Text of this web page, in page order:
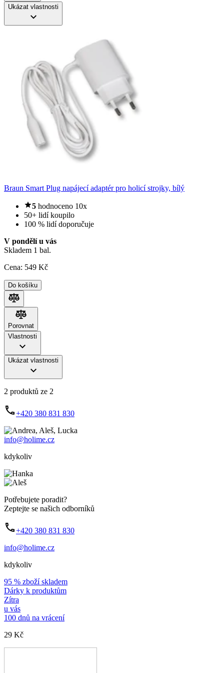
Ukázat vlastnosti
Braun Smart Plug napájecí adaptér pro holicí strojky, bílý
5 hodnoceno 10x
50+ lidí koupilo
100 % lidí doporučuje
V pondělí u vás
Skladem 1 bal.
Cena: 549 Kč
Do košíku
Porovnat
Porovnat
Vlastnosti
Ukázat vlastnosti
2 produktů ze 2
+420 380 831 830
info@holime.cz
kdykoliv
Potřebujete poradit?
Zeptejte se našich odborníků
+420 380 831 830
info@holime.cz
kdykoliv
95 % zboží skladem
Dárky k produktům
Zítra
u vás
100 dnů na vrácení
29 Kč